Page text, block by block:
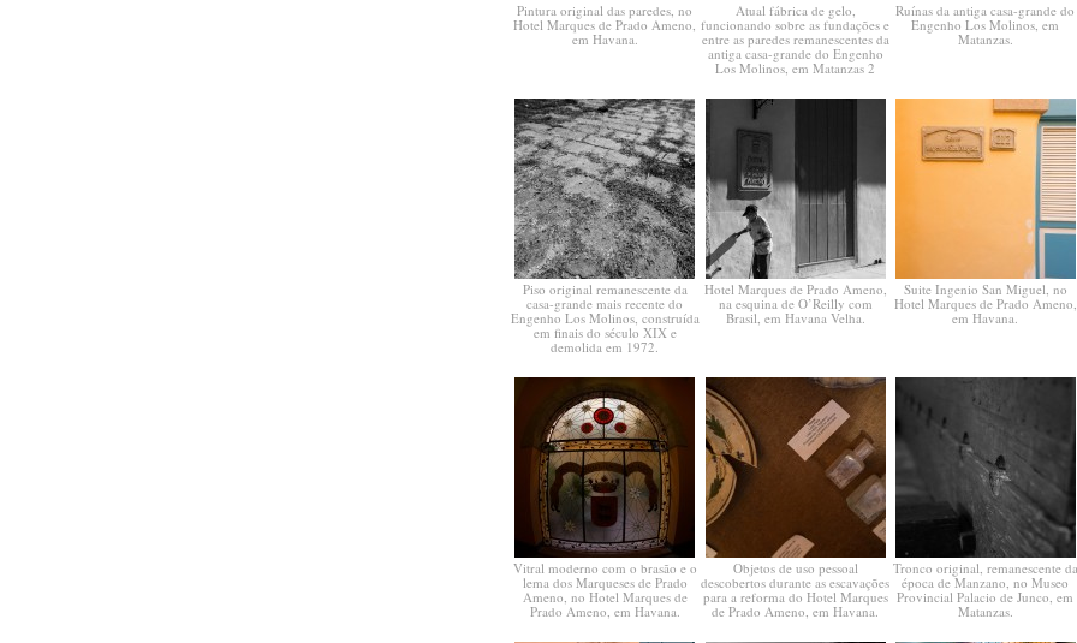
Pintura original das paredes, no
Hotel Marques de Prado Ameno,
em Havana.
Atual fábrica de gelo,
funcionando sobre as fundações e
entre as paredes remanescentes da
antiga casa-grande do Engenho
Los Molinos, em Matanzas 2
Ruínas da antiga casa-grande do
Engenho Los Molinos, em
Matanzas.
Piso original remanescente da
casa-grande mais recente do
Engenho Los Molinos, construída
em finais do século XIX e
demolida em 1972.
Hotel Marques de Prado Ameno,
na esquina de O’Reilly com
Brasil, em Havana Velha.
Suite Ingenio San Miguel, no
Hotel Marques de Prado Ameno,
em Havana.
Vitral moderno com o brasão e o
lema dos Marqueses de Prado
Ameno, no Hotel Marques de
Prado Ameno, em Havana.
Objetos de uso pessoal
descobertos durante as escavações
para a reforma do Hotel Marques
de Prado Ameno, em Havana.
Tronco original, remanescente da
época de Manzano, no Museo
Provincial Palacio de Junco, em
Matanzas.